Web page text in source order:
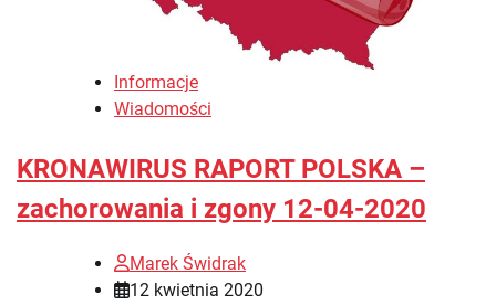
Informacje
Wiadomości
KRONAWIRUS RAPORT POLSKA –
zachorowania i zgony 12-04-2020
Marek Świdrak
12 kwietnia 2020